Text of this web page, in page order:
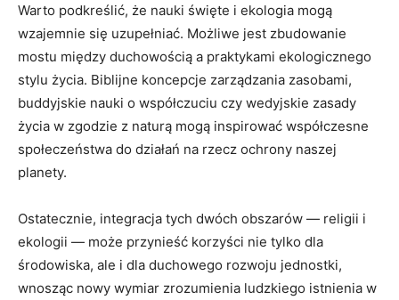
Warto podkreślić, że nauki święte i ekologia mogą
wzajemnie się uzupełniać. Możliwe‌ jest zbudowanie
mostu między duchowością a praktykami ekologicznego
stylu⁤ życia. Biblijne ⁣koncepcje zarządzania zasobami,
buddyjskie nauki o współczuciu czy wedyjskie zasady⁢
życia w zgodzie‌ z naturą mogą inspirować współczesne
społeczeństwa do działań na rzecz ochrony naszej ​
planety.
Ostatecznie, integracja tych ⁢dwóch obszarów — religii i‍
ekologii —​ może przynieść korzyści nie tylko dla
środowiska, ale i dla duchowego rozwoju jednostki,
wnosząc nowy wymiar zrozumienia ludzkiego istnienia w